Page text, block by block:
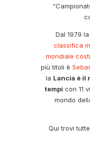
Dal 1979
classifica
mondiale
più titoli è
la Lancia è il
tempi con 11
mondo
Qui trovi